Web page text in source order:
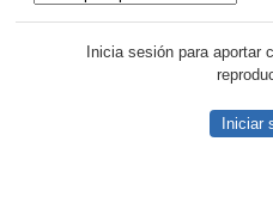
Inicia sesión para aportar
Iniciar